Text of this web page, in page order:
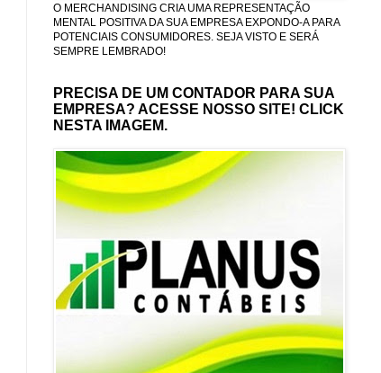
O MERCHANDISING CRIA UMA REPRESENTAÇÃO
MENTAL POSITIVA DA SUA EMPRESA EXPONDO-A PARA
POTENCIAIS CONSUMIDORES. SEJA VISTO E SERÁ
SEMPRE LEMBRADO!
PRECISA DE UM CONTADOR PARA SUA
EMPRESA? ACESSE NOSSO SITE! CLICK
NESTA IMAGEM.